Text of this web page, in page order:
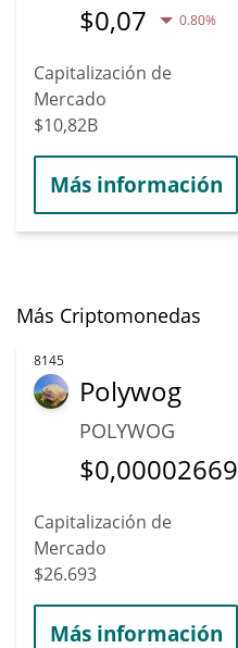
$0,07 0.80%
Capitalización de
Mercado
$10,82B
Más información
Más Criptomonedas
8145
Polywog
POLYWOG
$0,00002669
Capitalización de
Mercado
$26.693
Más información